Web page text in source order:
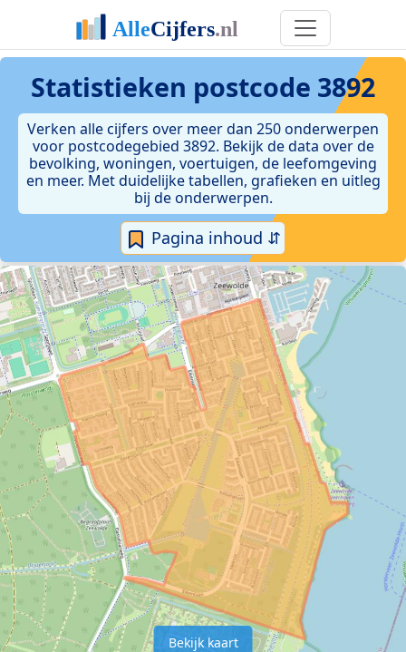
Statistieken postcode 3892
Verken alle cijfers over meer dan 250 onderwerpen
voor postcodegebied 3892. Bekijk de data over de
bevolking, woningen, voertuigen, de leefomgeving
en meer. Met duidelijke tabellen, grafieken en uitleg
bij de onderwerpen.
Pagina inhoud ⇵
Bekijk kaart